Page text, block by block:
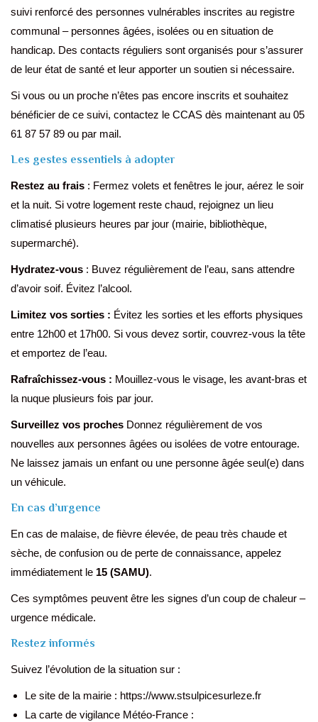
suivi renforcé des personnes vulnérables inscrites au registre
communal – personnes âgées, isolées ou en situation de
handicap. Des contacts réguliers sont organisés pour s’assurer
de leur état de santé et leur apporter un soutien si nécessaire.
Si vous ou un proche n’êtes pas encore inscrits et souhaitez
bénéficier de ce suivi, contactez le CCAS dès maintenant au 05
61 87 57 89 ou par mail.
Les gestes essentiels à adopter
Restez au frais : Fermez volets et fenêtres le jour, aérez le soir
et la nuit. Si votre logement reste chaud, rejoignez un lieu
climatisé plusieurs heures par jour (mairie, bibliothèque,
supermarché).
Hydratez-vous : Buvez régulièrement de l’eau, sans attendre
d’avoir soif. Évitez l’alcool.
Limitez vos sorties : Évitez les sorties et les efforts physiques
entre 12h00 et 17h00. Si vous devez sortir, couvrez-vous la tête
et emportez de l’eau.
Rafraîchissez-vous : Mouillez-vous le visage, les avant-bras et
la nuque plusieurs fois par jour.
Surveillez vos proches Donnez régulièrement de vos
nouvelles aux personnes âgées ou isolées de votre entourage.
Ne laissez jamais un enfant ou une personne âgée seul(e) dans
un véhicule.
En cas d’urgence
En cas de malaise, de fièvre élevée, de peau très chaude et
sèche, de confusion ou de perte de connaissance, appelez
immédiatement le 15 (SAMU).
Ces symptômes peuvent être les signes d’un coup de chaleur –
urgence médicale.
Restez informés
Suivez l’évolution de la situation sur :
Le site de la mairie : https://www.stsulpicesurleze.fr
La carte de vigilance Météo-France :